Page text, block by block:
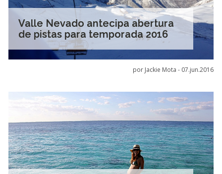
Valle Nevado antecipa abertura
de pistas para temporada 2016
por Jackie Mota - 07.jun.2016